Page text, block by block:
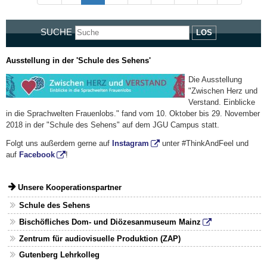
SUCHE LOS
Ausstellung in der 'Schule des Sehens'
Die Ausstellung
"Zwischen Herz und
Verstand. Einblicke
in die Sprachwelten Frauenlobs." fand vom 10. Oktober bis 29. November
2018 in der "Schule des Sehens" auf dem JGU Campus statt.
Folgt uns außerdem gerne auf Instagram
unter #ThinkAndFeel und
auf Facebook !
Unsere Kooperationspartner
Schule des Sehens
Bischöfliches Dom- und Diözesanmuseum Mainz
Zentrum für audiovisuelle Produktion (ZAP)
Gutenberg Lehrkolleg